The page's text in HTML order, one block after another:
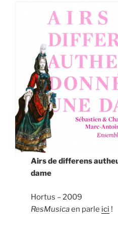
Airs de differens
dame
Hortus – 2009
ResMusicaen parle ici !